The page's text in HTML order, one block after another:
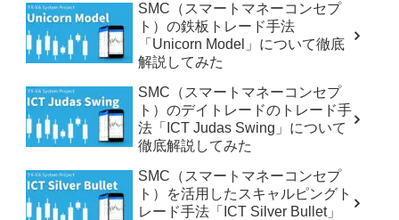
SMC（スマートマネーコンセプ
ト）の鉄板トレード手法
「Unicorn Model」について徹底
解説してみた
SMC（スマートマネーコンセプ
ト）のデイトレードのトレード手
法「ICT Judas Swing」について
徹底解説してみた
SMC（スマートマネーコンセプ
ト）を活用したスキャルピングト
レード手法「ICT Silver Bullet」